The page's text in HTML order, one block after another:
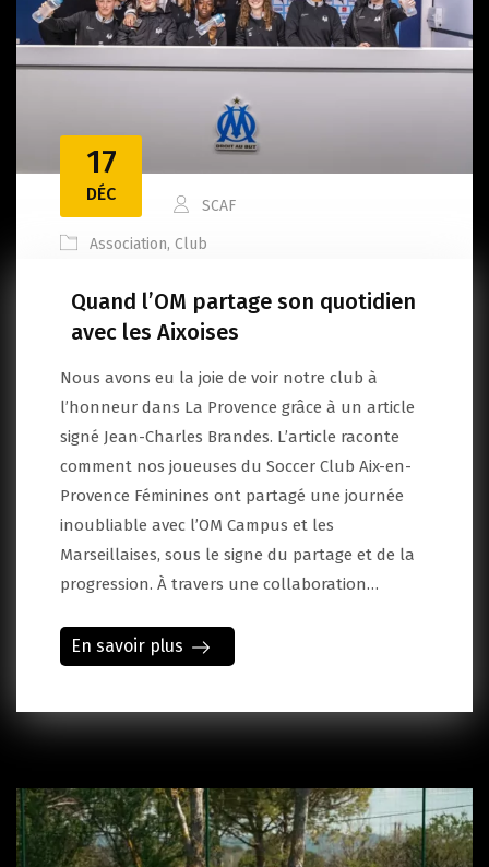
17
DÉC
SCAF
Association, Club
Quand l’OM partage son quotidien
avec les Aixoises
Nous avons eu la joie de voir notre club à
l’honneur dans La Provence grâce à un article
signé Jean-Charles Brandes. L’article raconte
comment nos joueuses du Soccer Club Aix-en-
Provence Féminines ont partagé une journée
inoubliable avec l’OM Campus et les
Marseillaises, sous le signe du partage et de la
progression. À travers une collaboration…
En savoir plus